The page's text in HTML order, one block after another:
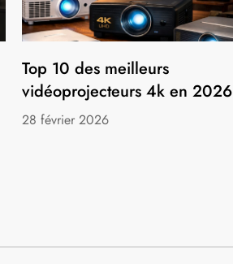
Top 10 des meilleurs
vidéoprojecteurs 4k en 2026
28 février 2026